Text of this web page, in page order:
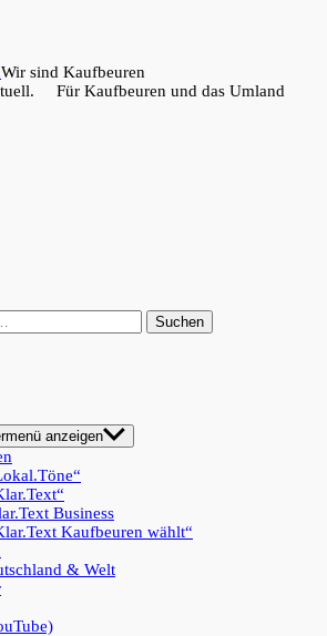
Wir sind Kaufbeuren
Für Kaufbeuren und das Umland
anzeigen
Business
Kaufbeuren wählt“
& Welt